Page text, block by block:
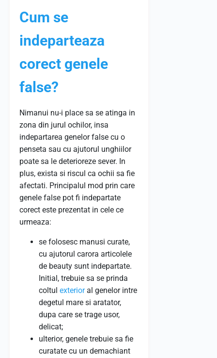
Cum se
indeparteaza
corect genele
false?
Nimanui nu-i place sa se atinga in
zona din jurul ochilor, insa
indepartarea genelor false cu o
penseta sau cu ajutorul unghiilor
poate sa le deterioreze sever. In
plus, exista si riscul ca ochii sa fie
afectati. Principalul mod prin care
genele false pot fi indepartate
corect este prezentat in cele ce
urmeaza:
se folosesc manusi curate,
cu ajutorul carora articolele
de beauty sunt indepartate.
Initial, trebuie sa se prinda
coltul exterioral genelor intre
degetul mare si aratator,
dupa care se trage usor,
delicat;
ulterior, genele trebuie sa fie
curatate cu un demachiant